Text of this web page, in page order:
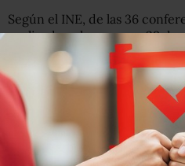
Según el INE, de las 36
analizadas, al menos en 29 de
469 minutos, el mandatario
podían catalogarse como
informaciónque pudiera
electorales.
@INEMexico
ordena al
abstenga de difundir en sus